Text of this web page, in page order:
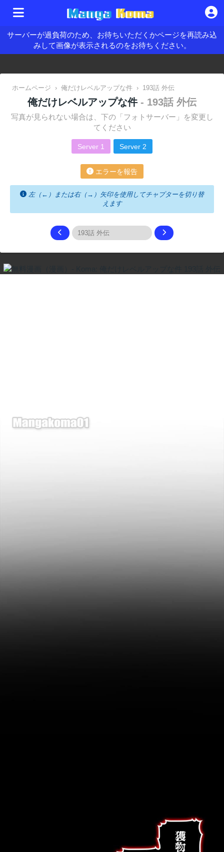
サーバーが過負荷のため、お待ちいただくかページを再読み込
みして画像が表示されるのをお待ちください。
ホームページ › 俺だけレベルアップな件 › 193話 外伝
俺だけレベルアップな件 - 193話 外伝
写真が見られない場合は、下の「フォトサーバー」を変更し
てください
Server 1 Server 2
エラーを報告
左（←）または右（→）矢印を使用してチャプターを切り替
えます